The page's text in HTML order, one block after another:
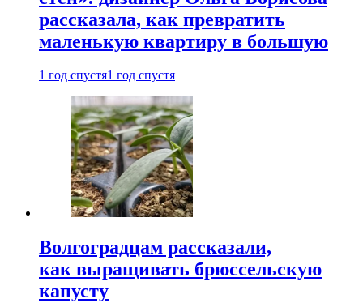
рассказала, как превратить
маленькую квартиру в большую
1 год спустя1 год спустя
Волгоградцам рассказали,
как выращивать брюссельскую
капусту